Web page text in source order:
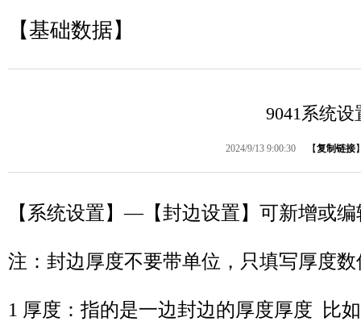
【基础数据】
9041系统
2024/9/13 9:00:30 【复制链接
【系统设置】—【封边设置】可新增或
注：封边厚度不要带单位，只填写厚度
1 厚度：指的是一边封边的厚度厚度 比